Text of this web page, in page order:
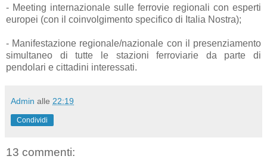
- Meeting internazionale sulle ferrovie regionali con esperti
europei (con il coinvolgimento specifico di Italia Nostra);
- Manifestazione regionale/nazionale con il presenziamento
simultaneo di tutte le stazioni ferroviarie da parte di
pendolari e cittadini interessati.
Admin alle 22:19
Condividi
13 commenti: